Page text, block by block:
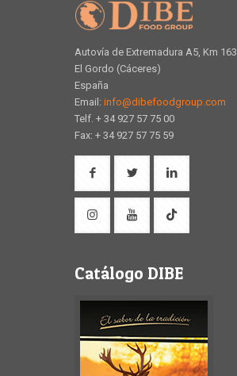
Autovía de Extremadura A5, Km 163
El Gordo (Cáceres)
España
Email: info@dibefoodgroup.com
Telf. + 34 927 57 75 00
Fax: + 34 927 57 75 59
Catálogo DIBE